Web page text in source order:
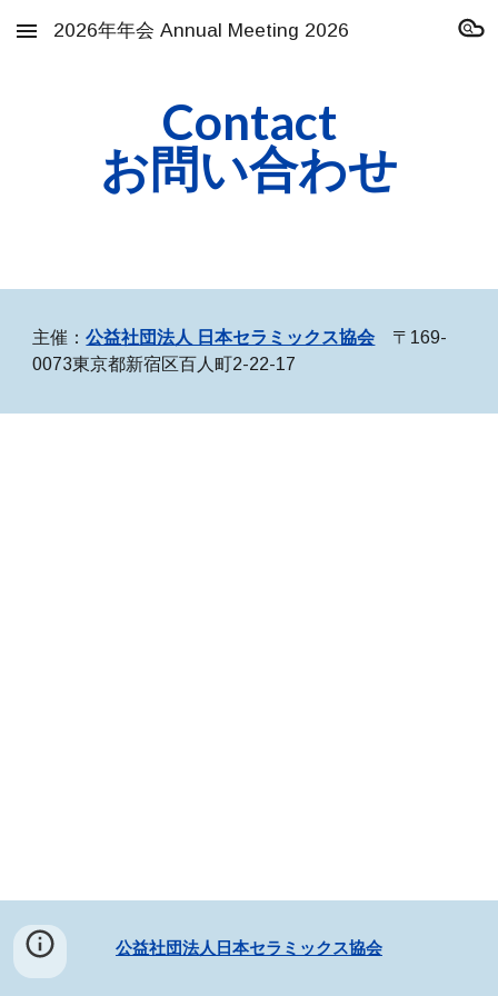
Skip to main content Skip to navigation
2026年年会 Annual Meeting 2026
Contact
お問い合わせ
主催：公益社団法人 日本セラミックス協会 〒169-
0073東京都新宿区百人町2-22-17
公益社団法人日本セラミックス協会